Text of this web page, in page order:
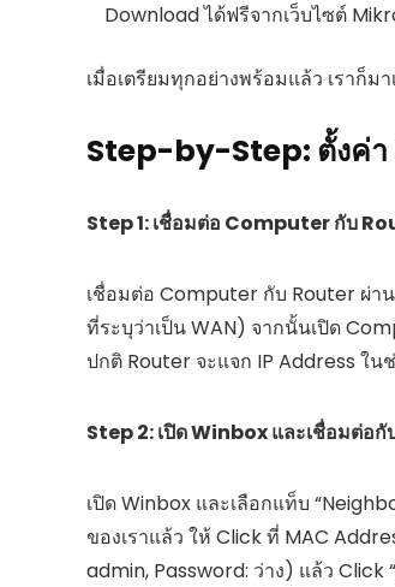
Download ได้ฟรีจากเว็บไซต์
เมื่อเตรียมทุกอย่างพร้อมแล้ว เราก็ม
Step-by-Step: ตั้งค่า
Step 1: เชื่อมต่อ Computer กับ
เชื่อมต่อ Computer กับ Router ผ่า
ที่ระบุว่าเป็น WAN) จากนั้นเปิด
ปกติ Router จะแจก IP Address ใน
Step 2: เปิด Winbox และเชื่อมต่อ
เปิด Winbox และเลือกแท็บ
ของเราแล้ว ให้ Click ที่ MAC
admin, Password: ว่าง) แล้ว Click